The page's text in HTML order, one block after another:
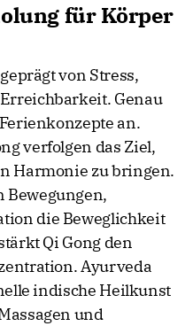
für Körper
von Stress,
Genau
an.
verfolgen das Ziel,
Harmonie zu bringen.
Bewegungen,
die Beweglichkeit
Qi Gong den
Ayurveda
indische Heilkunst
und